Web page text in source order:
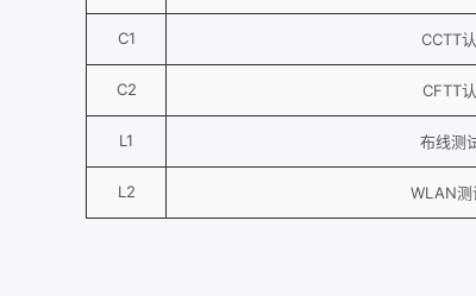
C1 CCTT
C2 CFTT
L1 布线测
L2 WLAN测